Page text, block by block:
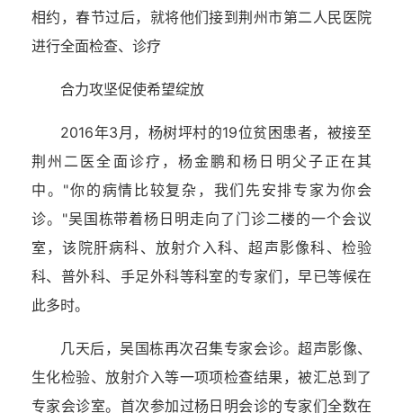
相约，春节过后，就将他们接到荆州市第二人民医院
进行全面检查、诊疗
合力攻坚促使希望绽放
2016年3月，杨树坪村的19位贫困患者，被接至
荆州二医全面诊疗，杨金鹏和杨日明父子正在其
中。"你的病情比较复杂，我们先安排专家为你会
诊。"吴国栋带着杨日明走向了门诊二楼的一个会议
室，该院肝病科、放射介入科、超声影像科、检验
科、普外科、手足外科等科室的专家们，早已等候在
此多时。
几天后，吴国栋再次召集专家会诊。超声影像、
生化检验、放射介入等一项项检查结果，被汇总到了
专家会诊室。首次参加过杨日明会诊的专家们全数在